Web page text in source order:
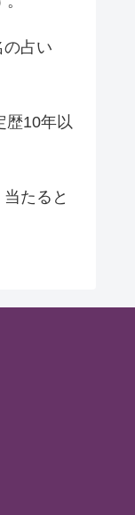
占い
歴10年以
たると